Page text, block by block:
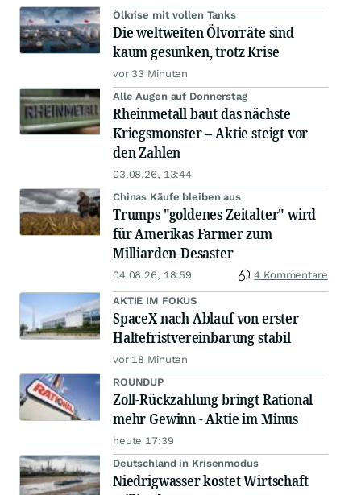
Ölkrise mit vollen Tanks
Die weltweiten Ölvorräte sind
kaum gesunken, trotz Krise
vor 33 Minuten
Alle Augen auf Donnerstag
Rheinmetall baut das nächste
Kriegsmonster – Aktie steigt vor
den Zahlen
03.08.26, 13:44
Chinas Käufe bleiben aus
Trumps "goldenes Zeitalter" wird
für Amerikas Farmer zum
Milliarden-Desaster
04.08.26, 18:59 4 Kommentare
AKTIE IM FOKUS
SpaceX nach Ablauf von erster
Haltefristvereinbarung stabil
vor 18 Minuten
ROUNDUP
Zoll-Rückzahlung bringt Rational
mehr Gewinn - Aktie im Minus
heute 17:39
Deutschland in Krisenmodus
Niedrigwasser kostet Wirtschaft